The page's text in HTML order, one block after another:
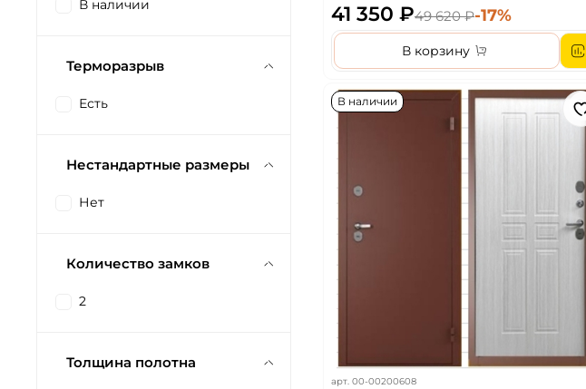
антик серебро/дуб шале снежный
41 350 ₽49 620 ₽-17%
В корзину
В наличии
арт. 00-00200608
В наличии
Терморазрыв
Есть
Нестандартные размеры
Нет
Количество замков
2
Толщина полотна